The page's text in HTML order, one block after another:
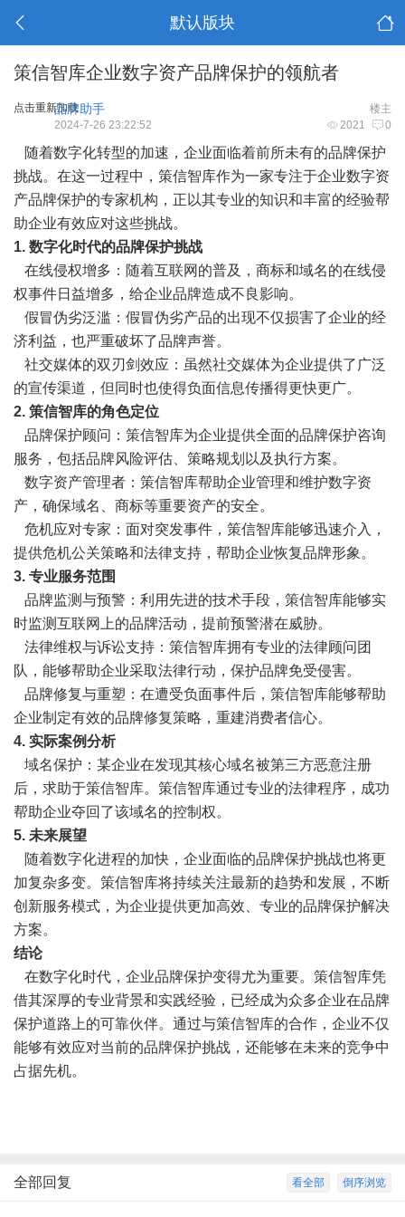
默认版块
策信智库企业数字资产品牌保护的领航者
点击重新加载 楼主
品牌助手
2021 0
2024-7-26 23:22:52
随着数字化转型的加速，企业面临着前所未有的品牌保护
挑战。在这一过程中，策信智库作为一家专注于企业数字资
产品牌保护的专家机构，正以其专业的知识和丰富的经验帮
助企业有效应对这些挑战。
1. 数字化时代的品牌保护挑战
在线侵权增多：随着互联网的普及，商标和域名的在线侵
权事件日益增多，给企业品牌造成不良影响。
假冒伪劣泛滥：假冒伪劣产品的出现不仅损害了企业的经
济利益，也严重破坏了品牌声誉。
社交媒体的双刃剑效应：虽然社交媒体为企业提供了广泛
的宣传渠道，但同时也使得负面信息传播得更快更广。
2. 策信智库的角色定位
品牌保护顾问：策信智库为企业提供全面的品牌保护咨询
服务，包括品牌风险评估、策略规划以及执行方案。
数字资产管理者：策信智库帮助企业管理和维护数字资
产，确保域名、商标等重要资产的安全。
危机应对专家：面对突发事件，策信智库能够迅速介入，
提供危机公关策略和法律支持，帮助企业恢复品牌形象。
3. 专业服务范围
品牌监测与预警：利用先进的技术手段，策信智库能够实
时监测互联网上的品牌活动，提前预警潜在威胁。
法律维权与诉讼支持：策信智库拥有专业的法律顾问团
队，能够帮助企业采取法律行动，保护品牌免受侵害。
品牌修复与重塑：在遭受负面事件后，策信智库能够帮助
企业制定有效的品牌修复策略，重建消费者信心。
4. 实际案例分析
域名保护：某企业在发现其核心域名被第三方恶意注册
后，求助于策信智库。策信智库通过专业的法律程序，成功
帮助企业夺回了该域名的控制权。
5. 未来展望
随着数字化进程的加快，企业面临的品牌保护挑战也将更
加复杂多变。策信智库将持续关注最新的趋势和发展，不断
创新服务模式，为企业提供更加高效、专业的品牌保护解决
方案。
结论
在数字化时代，企业品牌保护变得尤为重要。策信智库凭
借其深厚的专业背景和实践经验，已经成为众多企业在品牌
保护道路上的可靠伙伴。通过与策信智库的合作，企业不仅
能够有效应对当前的品牌保护挑战，还能够在未来的竞争中
占据先机。
倒序浏览
看全部
全部回复